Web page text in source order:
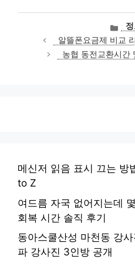
카
테
고
리
알뜰폰요금제 비교
농협 동전교환시간
메신저 읽음 표시 끄는 방
to Z
여드름 자국 없어지는데
회복 시간 솔직 후기
동아스쿨산성 마천동 강
파 강사진 3인방 공개